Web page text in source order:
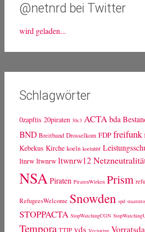
@netnrd bei Twitter
wird geladen...
Schlagwörter
0zapftis 20piraten 30c3 ACTAbda
BND Breitband Drosselkom FDP freifunk
Kebekus Kirche koeln koelnhbf
ltnrw ltwnrw ltwnrw12
NSAPiraten PiratenWirken Prism
RefugeesWelcome Snowden spd
STOPPACTA StopWatchingCGN
Tempora TTIP vds Vectoring